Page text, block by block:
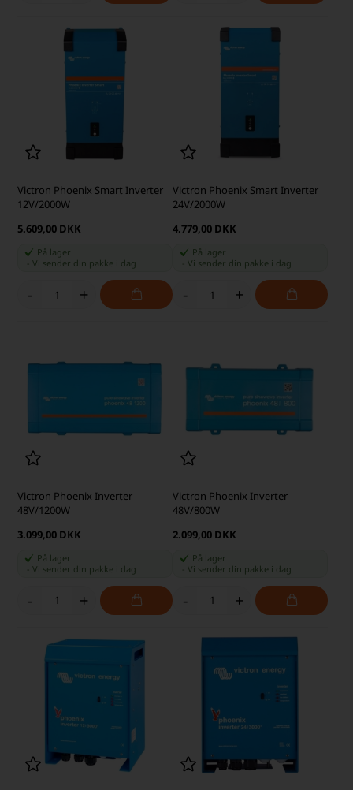
Victron Phoenix Smart Inverter
12V/2000W
5.609,00 DKK
På lager
-Vi sender din pakke i dag
- +
Victron Phoenix Smart Inverter
24V/2000W
4.779,00 DKK
På lager
Vi sender din pakke i dag
- +
Victron Phoenix Inverter
48V/1200W
3.099,00 DKK
På lager
-Vi sender din pakke i dag
- +
Victron Phoenix Inverter
48V/800W
2.099,00 DKK
På lager
Vi sender din pakke i dag
- +